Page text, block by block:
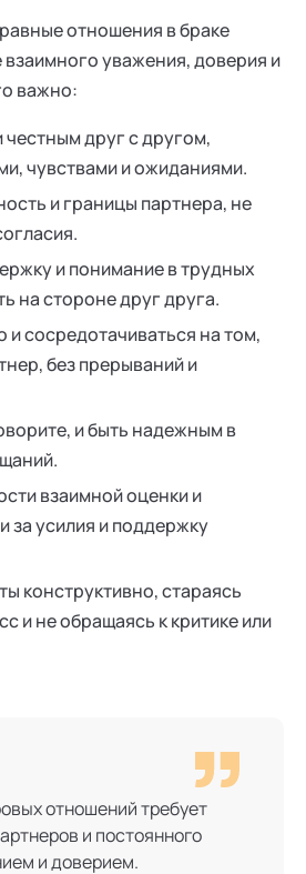
отношения в браке
уважения, доверия и
важно:
друг с другом,
чувствами и ожиданиями.
и границы партнера, не
и понимание в трудных
на стороне друг друга.
и сосредотачиваться на том,
без прерываний и
и быть надежным в
взаимной оценки и
за усилия и поддержку
конструктивно, стараясь
и не обращаясь к критике или
отношений требует
и постоянного
и доверием.